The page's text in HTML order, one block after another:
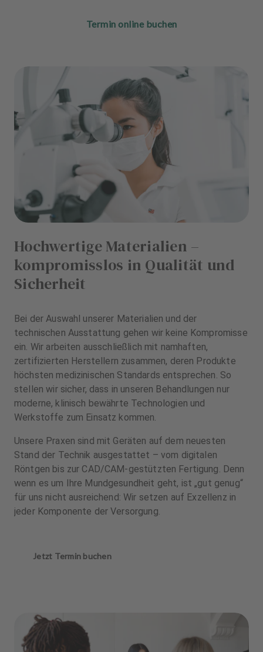
Termin online buchen
Hochwertige Materialien –
kompromisslos in Qualität und
Sicherheit
Bei der Auswahl unserer Materialien und der
technischen Ausstattung gehen wir keine Kompromisse
ein. Wir arbeiten ausschließlich mit namhaften,
zertifizierten Herstellern zusammen, deren Produkte
höchsten medizinischen Standards entsprechen. So
stellen wir sicher, dass in unseren Behandlungen nur
moderne, klinisch bewährte Technologien und
Werkstoffe zum Einsatz kommen.
Unsere Praxen sind mit Geräten auf dem neuesten
Stand der Technik ausgestattet – vom digitalen
Röntgen bis zur CAD/CAM-gestützten Fertigung. Denn
wenn es um Ihre Mundgesundheit geht, ist „gut genug“
für uns nicht ausreichend: Wir setzen auf Exzellenz in
jeder Komponente der Versorgung.
Jetzt Termin buchen